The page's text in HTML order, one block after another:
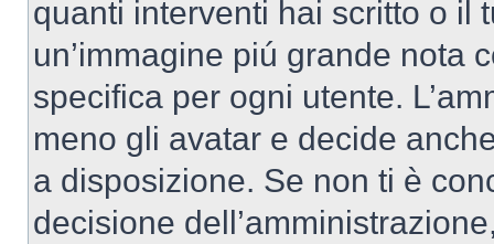
quanti interventi hai scritto o il
un’immagine piú grande nota
specifica per ogni utente.
meno gli avatar e decide
a disposizione. Se non ti è
decisione